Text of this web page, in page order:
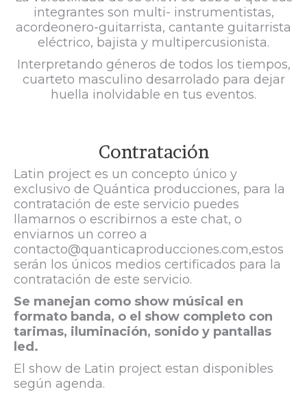
integrantes son multi- instrumentistas,
acordeonero-guitarrista, cantante guitarrista
eléctrico, bajista y multipercusionista.
Interpretando géneros de todos los tiempos,
cuarteto masculino desarrolado para dejar
huella inolvidable en tus eventos.
Contratación
Latin project es un concepto único y
exclusivo de Quántica producciones, para la
contratación de este servicio puedes
llamarnos o escribirnos a este chat, o
enviarnos un correo a
contacto@quanticaproducciones.com,estos
serán los únicos medios certificados para la
contratación de este servicio.
Se manejan como show músical en
formato banda, o el show completo con
tarimas, iluminación, sonido y pantallas
led.
El show de Latin project estan disponibles
según agenda.